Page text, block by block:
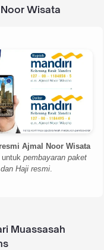
Wisata
Ajmal Noor Wisata
untuk pembayaran paket
Haji resmi.
Muassasah